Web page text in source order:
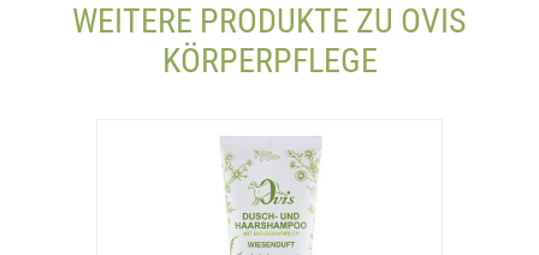
WEITERE PRODUKTE ZU OVIS
KÖRPERPFLEGE